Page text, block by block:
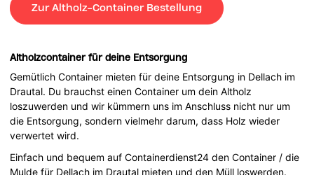
Zur Altholz-Container Bestellung
Altholzcontainer für deine Entsorgung
Gemütlich Container mieten für deine Entsorgung in Dellach im
Drautal. Du brauchst einen Container um dein Altholz
loszuwerden und wir kümmern uns im Anschluss nicht nur um
die Entsorgung, sondern vielmehr darum, dass Holz wieder
verwertet wird.
Einfach und bequem auf Containerdienst24 den Container / die
Mulde für Dellach im Drautal mieten und den Müll loswerden.